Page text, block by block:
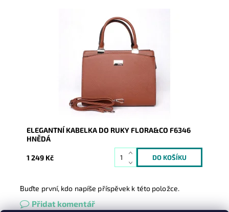
Nadčasová elegantní kabelka do ruky v krásném
odstínu hnědé, která neomrzí a zaujme ladnými tvary
Skladem
8586
FLORA&CO
2 roky
ELEGANTNÍ KABELKA DO RUKY FLORA&CO F6346
HNĚDÁ
1 249 Kč
Buďte první, kdo napíše příspěvek k této položce.
Přidat komentář